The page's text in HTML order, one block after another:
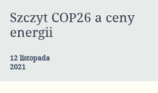
Szczyt COP26 a ceny
energii
12 listopada
2021